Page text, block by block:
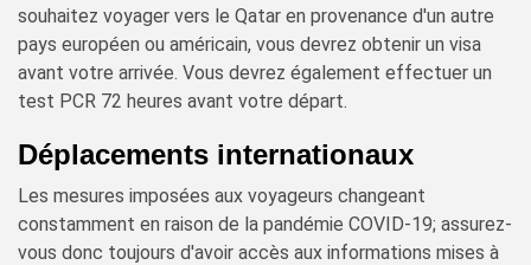
souhaitez voyager vers le Qatar en provenance d'un autre
pays européen ou américain, vous devrez obtenir un visa
avant votre arrivée. Vous devrez également effectuer un
test PCR 72 heures avant votre départ.
Déplacements internationaux
Les mesures imposées aux voyageurs changeant
constamment en raison de la pandémie COVID-19; assurez-
vous donc toujours d'avoir accès aux informations mises à